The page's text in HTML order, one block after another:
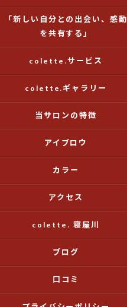
「新しい自分との出会い、感動
を共有する」
colette.サービス
colette.ギャラリー
当サロンの特徴
アイブロウ
カラー
アクセス
colette. 寝屋川
ブログ
口コミ